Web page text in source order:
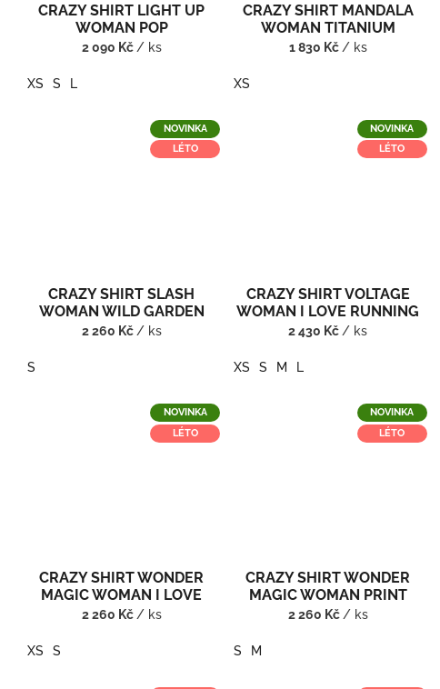
CRAZY SHIRT LIGHT UP
WOMAN POP
2 090 Kč / ks
XS S L
CRAZY SHIRT MANDALA
WOMAN TITANIUM
1 830 Kč / ks
XS
NOVINKA
LÉTO
CRAZY SHIRT SLASH
WOMAN WILD GARDEN
2 260 Kč / ks
S
NOVINKA
LÉTO
CRAZY SHIRT VOLTAGE
WOMAN I LOVE RUNNING
2 430 Kč / ks
XS S M L
NOVINKA
LÉTO
CRAZY SHIRT WONDER
MAGIC WOMAN I LOVE
MOUNTAIN
2 260 Kč/ ks
XS S
NOVINKA
LÉTO
CRAZY SHIRT WONDER
MAGIC WOMAN PRINT
ALPIN FLOWER
2 260 Kč/ ks
S M